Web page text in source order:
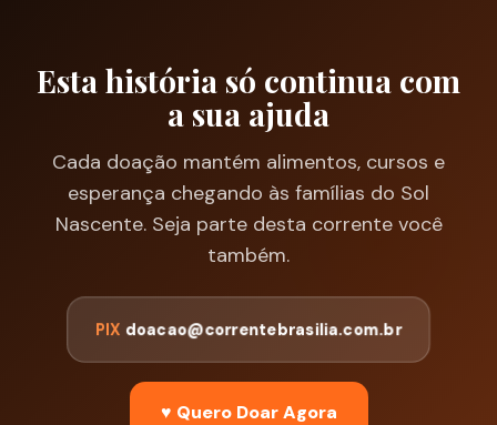
Esta história só continua com
a sua ajuda
Cada doação mantém alimentos, cursos e
esperança chegando às famílias do Sol
Nascente. Seja parte desta corrente você
também.
PIX doacao@correntebrasilia.com.br
♥ Quero Doar Agora